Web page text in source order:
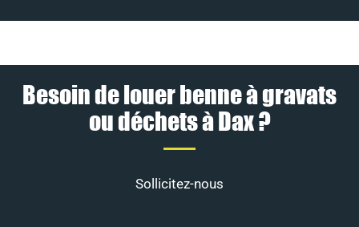
Besoin de louer benne à gravats
ou déchets à Dax ?
Sollicitez-nous